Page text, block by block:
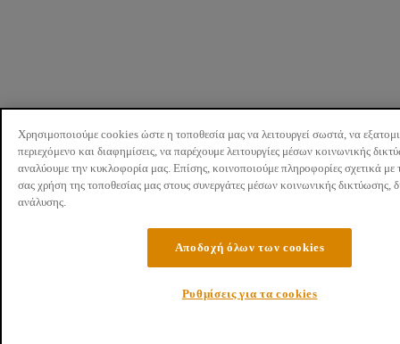
Χρησιμοποιούμε cookies ώστε η τοποθεσία μας να λειτουργεί σωστά, να
περιεχόμενο και διαφημίσεις, να παρέχουμε λειτουργίες μέσων κοινωνικής
αναλύουμε την κυκλοφορία μας. Επίσης, κοινοποιούμε πληροφορίες σχετικά με
σας χρήση της τοποθεσίας μας στους συνεργάτες μέσων κοινωνικής δικτύωσης,
ανάλυσης.
Αποδοχή όλων των cookies
Ρυθμίσεις για τα cookies